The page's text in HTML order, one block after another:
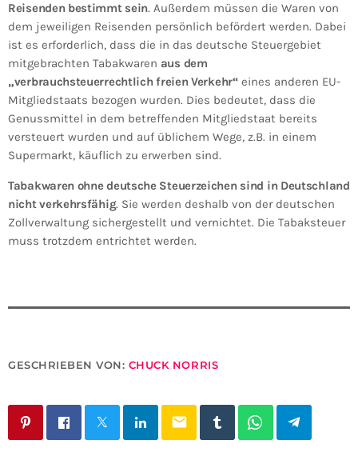
Reisenden bestimmt sein. Außerdem müssen die Waren von
dem jeweiligen Reisenden persönlich befördert werden. Dabei
ist es erforderlich, dass die in das deutsche Steuergebiet
mitgebrachten Tabakwaren aus dem
„verbrauchsteuerrechtlich freien Verkehr“eines anderen EU-
Mitgliedstaats bezogen wurden. Dies bedeutet, dass die
Genussmittel in dem betreffenden Mitgliedstaat bereits
versteuert wurden und auf üblichem Wege, z.B. in einem
Supermarkt, käuflich zu erwerben sind.
Tabakwaren ohne deutsche Steuerzeichen sind in Deutschland
nicht verkehrsfähig. Sie werden deshalb von der deutschen
Zollverwaltung sichergestellt und vernichtet. Die Tabaksteuer
muss trotzdem entrichtet werden.
GESCHRIEBEN VON: CHUCK NORRIS
email